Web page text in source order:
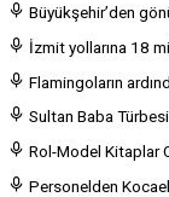
Büyükşehir’den
İzmit yollarına 18
Flamingoların
Sultan Baba
Rol-Model Kitaplar
Personelden